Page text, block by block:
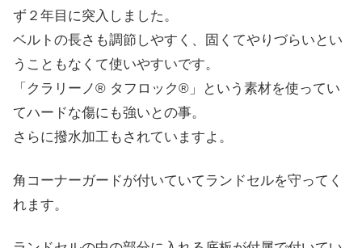
ず２年目に突入しました。
ベルトの長さも調節しやすく、固くてやりづらいとい
うこともなくて使いやすいです。
「クラリーノ® タフロック®」という素材を使ってい
てハードな傷にも強いとの事。
さらに撥水加工もされていますよ。
角コーナーガードが付いていてランドセルを守ってく
れます。